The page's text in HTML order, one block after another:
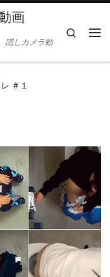
画
隠しカメラ動
Search
＃１